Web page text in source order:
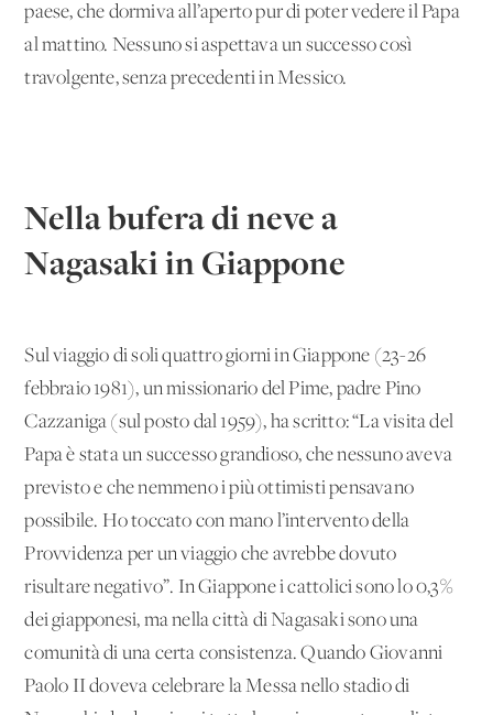
paese, che dormiva all’aperto pur di poter vedere il Papa
al mattino. Nessuno si aspettava un successo così
travolgente, senza precedenti in Messico.
Nella bufera di neve a
Nagasaki in Giappone
Sul viaggio di soli quattro giorni in Giappone (23-26
febbraio 1981), un missionario del Pime, padre Pino
Cazzaniga (sul posto dal 1959), ha scritto: “La visita del
Papa è stata un successo grandioso, che nessuno aveva
previsto e che nemmeno i più ottimisti pensavano
possibile. Ho toccato con mano l’intervento della
Provvidenza per un viaggio che avrebbe dovuto
risultare negativo”. In Giappone i cattolici sono lo 0,3%
dei giapponesi, ma nella città di Nagasaki sono una
comunità di una certa consistenza. Quando Giovanni
Paolo II doveva celebrare la Messa nello stadio di